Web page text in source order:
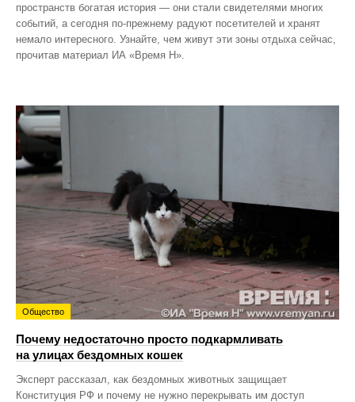
пространств богатая история — они стали свидетелями многих
событий, а сегодня по‑прежнему радуют посетителей и хранят
немало интересного. Узнайте, чем живут эти зоны отдыха сейчас,
прочитав материал ИА «Время Н».
Общество
Почему недостаточно просто подкармливать
на улицах бездомных кошек
Эксперт рассказал, как бездомных животных защищает
Конституция РФ и почему не нужно перекрывать им доступ